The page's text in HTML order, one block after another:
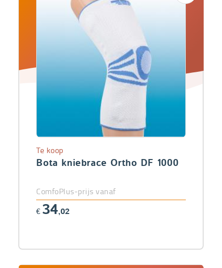
Bota kniebrace Ortho DF 1000
Te koop
ComfoPlus-prijs vanaf
€ 34,02